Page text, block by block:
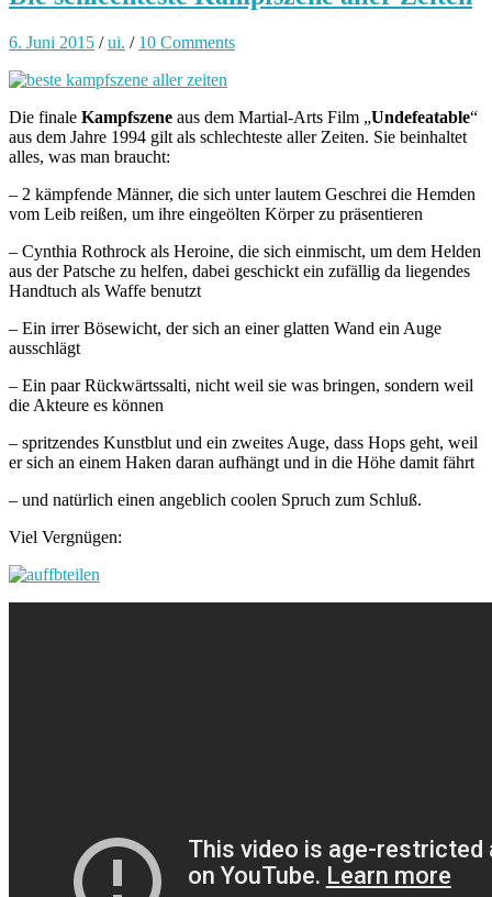
6. Juni 2015 /ui. / 10 Comments
Die finale Kampfszene aus dem Martial-Arts Film „Undefeatable“
aus dem Jahre 1994 gilt als schlechteste aller Zeiten. Sie beinhaltet
alles, was man braucht:
– 2 kämpfende Männer, die sich unter lautem Geschrei die Hemden
vom Leib reißen, um ihre eingeölten Körper zu präsentieren
– Cynthia Rothrock als Heroine, die sich einmischt, um dem Helden
aus der Patsche zu helfen, dabei geschickt ein zufällig da liegendes
Handtuch als Waffe benutzt
– Ein irrer Bösewicht, der sich an einer glatten Wand ein Auge
ausschlägt
– Ein paar Rückwärtssalti, nicht weil sie was bringen, sondern weil
die Akteure es können
– spritzendes Kunstblut und ein zweites Auge, dass Hops geht, weil
er sich an einem Haken daran aufhängt und in die Höhe damit fährt
– und natürlich einen angeblich coolen Spruch zum Schluß.
Viel Vergnügen: